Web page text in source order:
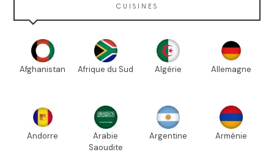
CUISINES
Afghanistan Afrique du Sud Algérie Allemagne
Andorre
Arabie
Saoudite
Argentine Arménie